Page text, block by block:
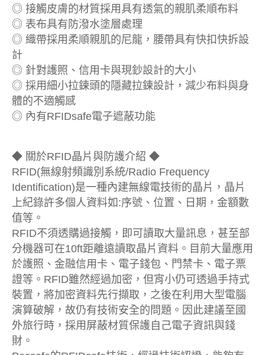
◎ 接觸皮膚的材質採用具有透氣的親肌柔順布料
◎ 表布具有防潑水塗層處理
◎ 織帶採用柔順親肌的尼龍，腰帶具有快扣快拆設
計
◎ 針對護照、信用卡與現鈔設計的大小
◎ 採用細小拉鍊頭的隱藏拉鍊設計，減少布料與身
體的不適觸感
◎ 內有RFIDsafe電子遮蔽功能
◆ 關於RFID晶片與防護介紹 ◆
RFID(無線射頻識別系統/Radio Frequency
Identification)是一種內建無線電技術的晶片，晶片
上紀錄許多個人資料如:序號、位置、日期，金額數
值等。
RFID不須透購過接觸，即可讀取大量訊息，甚至部
分機器可在10ft距離遠讀取晶片資料。目前大量應用
於護照、金融信用卡、電子錢包、門禁卡、電子票
證等。RFID雖然經過加密，但宵小仍可透過手持式
裝置，將加密資料先行擷取，之後在利用大型電腦
演算破解，故仍有技術安全的問題。因此建議至國
外旅行時，採用屏蔽材質保護自己電子資訊與錢
財。